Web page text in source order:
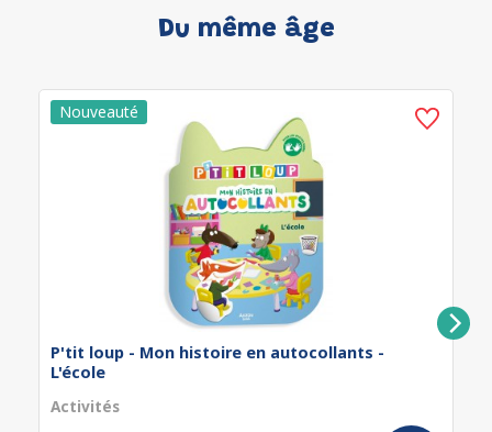
Du même âge
P'tit loup - Mon histoire en autocollants -
L'école
Activités